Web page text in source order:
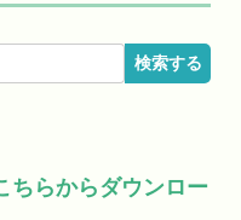
ちらからダウンロー